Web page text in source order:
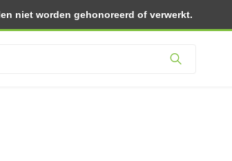
niet worden gehonoreerd of verwerkt.